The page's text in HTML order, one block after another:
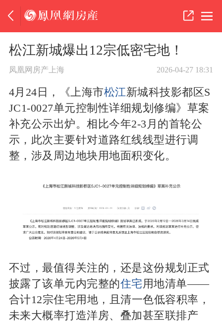
松江新城爆出12宗低密宅地！
凤凰网房产上海 2026-04-27 18:31
4月24日，《上海市松江新城科技影都区S
JC1-0027单元控制性详细规划修编》草案
补充公示出炉。相比今年2-3月的首轮公
示，此次主要针对道路红线线型进行调
整，涉及周边地块用地面积变化。
不过，最值得关注的，还是这份规划正式
披露了该单元内完整的住宅用地清单——
合计12宗住宅用地，且清一色低容积率，
未来大概率打造洋房、叠加甚至联排产